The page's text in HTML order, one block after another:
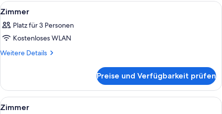
Alle
Fotos
für
Zimmer
anzeigen
Ein modernes Badezimmer mit
1
Zimmer
Platz für 3 Personen
Kostenloses WLAN
Weitere Details
Weitere
Preise und Verfügbarkeit prüfen
Alle
Ein modernes Badezimmer mit
1
Zimmer